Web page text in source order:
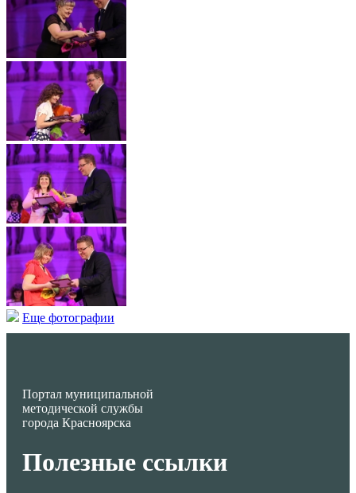
Еще фотографии
Портал муниципальной
методической службы
города Красноярска
Полезные ссылки